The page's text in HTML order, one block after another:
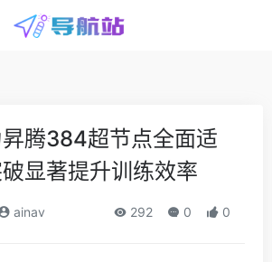
腾384超节点全面适
显著提升训练效率
ainav 292 0 0